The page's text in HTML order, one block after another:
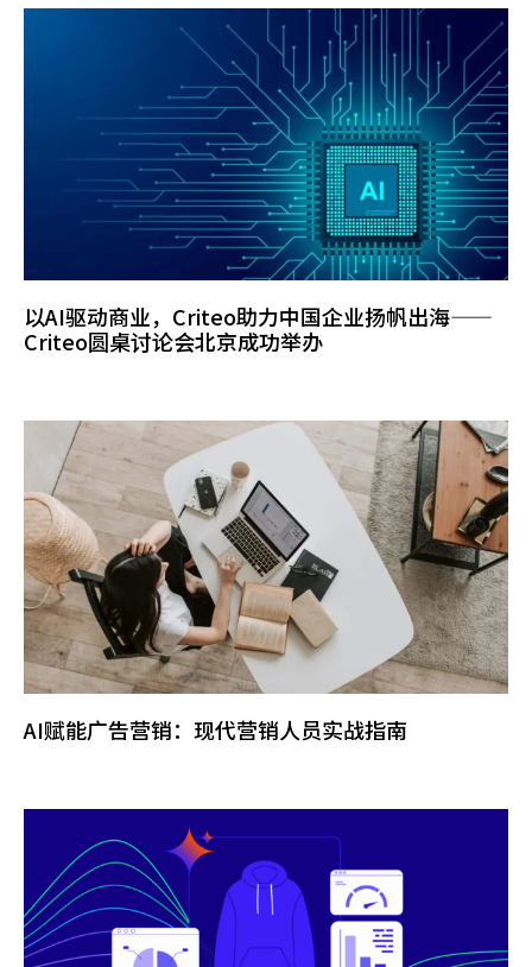
以AI驱动商业，Criteo助力中国企业扬帆出海——
Criteo圆桌讨论会北京成功举办
AI赋能广告营销：现代营销人员实战指南